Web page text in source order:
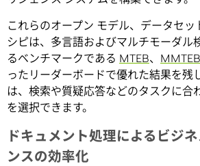
これらのオープン モデル、データセッ
シピは、多言語およびマルチモーダル
るベンチマークである MTEB、 MMTEB
ったリーダーボードで優れた結果を残
は、検索や質疑応答などのタスクに合
を選択できます。
ドキュメント処理によるビジ
ンスの効率化